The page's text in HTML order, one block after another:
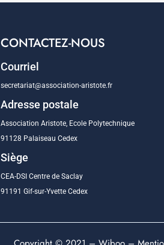
CONTACTEZ-NOUS
Courriel
secretariat@association-aristote.fr
Adresse postale
Association Aristote, Ecole Polytechnique
91128 Palaiseau Cedex
Siège
CEA-DSI Centre de Saclay
91191 Gif-sur-Yvette Cedex